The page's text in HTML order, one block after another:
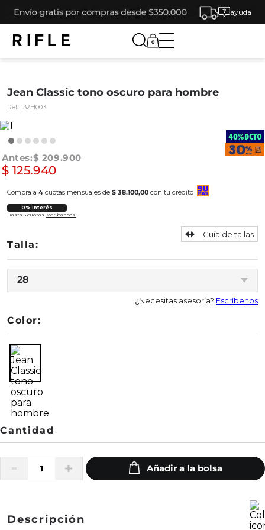
ayuda
0
Jean Classic tono oscuro para hombre
Ref: 132H003
$ 209.900
$ 125.940
Compra a 4 cuotas mensuales de $ 38.100,00 con tu crédito
0% Interés
Hasta 3 cuotas. Ver bancos.
28
Guía de tallas
¿Necesitas asesoría? Escríbenos
Color:
Descripción